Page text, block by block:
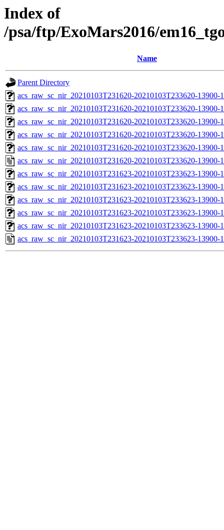
Index of
/psa/ftp/ExoMars2016/
Name
Parent Directory
acs_raw_sc_nir_20210103T231620-20210103T233620-13900-
acs_raw_sc_nir_20210103T231620-20210103T233620-13900-
acs_raw_sc_nir_20210103T231620-20210103T233620-13900-
acs_raw_sc_nir_20210103T231620-20210103T233620-13900-
acs_raw_sc_nir_20210103T231620-20210103T233620-13900-
acs_raw_sc_nir_20210103T231620-20210103T233620-13900-
acs_raw_sc_nir_20210103T231623-20210103T233623-
acs_raw_sc_nir_20210103T231623-20210103T233623-13900-
acs_raw_sc_nir_20210103T231623-20210103T233623-13900-
acs_raw_sc_nir_20210103T231623-20210103T233623-13900-
acs_raw_sc_nir_20210103T231623-20210103T233623-13900-
acs_raw_sc_nir_20210103T231623-20210103T233623-13900-